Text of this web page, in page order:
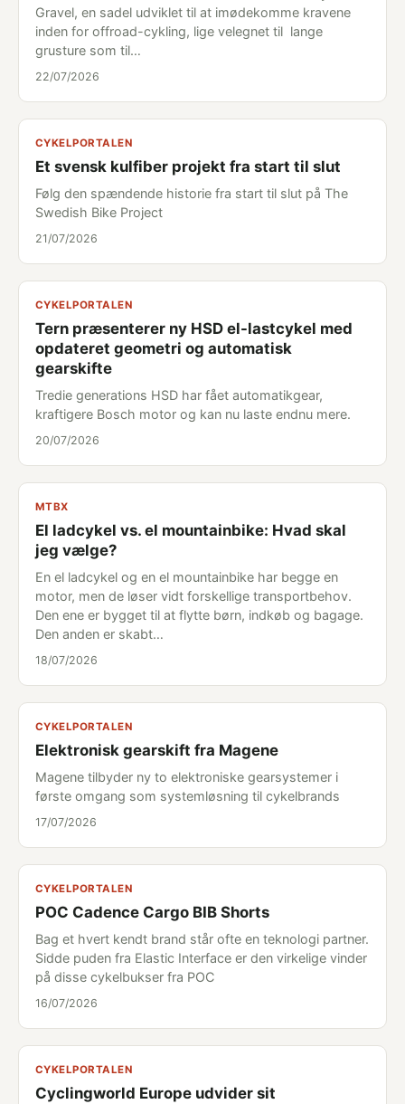
Gravel, en sadel udviklet til at imødekomme kravene
inden for offroad-cykling, lige velegnet til lange
grusture som til…
22/07/2026
CYKELPORTALEN
Et svensk kulfiber projekt fra start til slut
Følg den spændende historie fra start til slut på The
Swedish Bike Project
21/07/2026
CYKELPORTALEN
Tern præsenterer ny HSD el-lastcykel med
opdateret geometri og automatisk
gearskifte
Tredie generations HSD har fået automatikgear,
kraftigere Bosch motor og kan nu laste endnu mere.
20/07/2026
MTBX
El ladcykel vs. el mountainbike: Hvad skal
jeg vælge?
En el ladcykel og en el mountainbike har begge en
motor, men de løser vidt forskellige transportbehov.
Den ene er bygget til at flytte børn, indkøb og bagage.
Den anden er skabt…
18/07/2026
CYKELPORTALEN
Elektronisk gearskift fra Magene
Magene tilbyder ny to elektroniske gearsystemer i
første omgang som systemløsning til cykelbrands
17/07/2026
CYKELPORTALEN
POC Cadence Cargo BIB Shorts
Bag et hvert kendt brand står ofte en teknologi partner.
Sidde puden fra Elastic Interface er den virkelige vinder
på disse cykelbukser fra POC
16/07/2026
CYKELPORTALEN
Cyclingworld Europe udvider sit